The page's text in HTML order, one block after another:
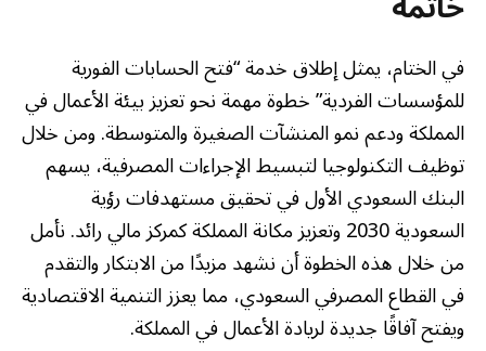
في الختام، يمثل إطلاق خدمة “فتح الحسابات الفورية
للمؤسسات الفردية” خطوة مهمة نحو تعزيز بيئة الأعمال في
المملكة ودعم نمو المنشآت الصغيرة والمتوسطة. ومن خلال
توظيف التكنولوجيا لتبسيط الإجراءات المصرفية، يسهم
البنك السعودي الأول في تحقيق مستهدفات رؤية
السعودية 2030 وتعزيز مكانة المملكة كمركز مالي رائد. نأمل
من خلال هذه الخطوة أن نشهد مزيدًا من الابتكار والتقدم
في القطاع المصرفي السعودي، مما يعزز التنمية الاقتصادية
ويفتح آفاقًا جديدة لريادة الأعمال في المملكة.